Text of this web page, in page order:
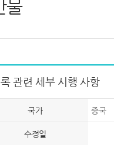
물
관련 세부 시행 사항
국가 중국
수정일